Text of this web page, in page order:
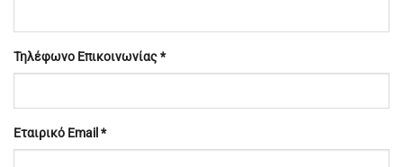
Τηλέφωνο Επικοινωνίας*
Εταιρικό Email *